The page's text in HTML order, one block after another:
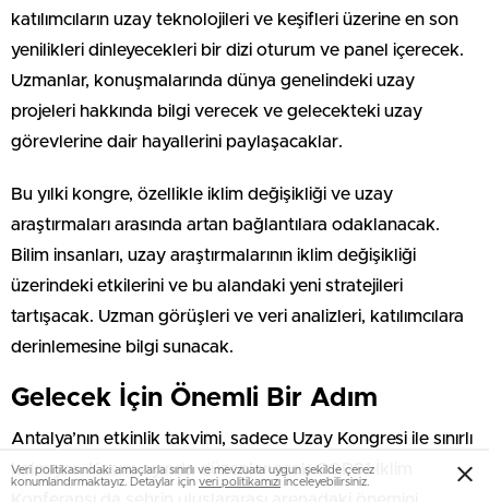
katılımcıların uzay teknolojileri ve keşifleri üzerine en son
yenilikleri dinleyecekleri bir dizi oturum ve panel içerecek.
Uzmanlar, konuşmalarında dünya genelindeki uzay
projeleri hakkında bilgi verecek ve gelecekteki uzay
görevlerine dair hayallerini paylaşacaklar.
Bu yılki kongre, özellikle iklim değişikliği ve uzay
araştırmaları arasında artan bağlantılara odaklanacak.
Bilim insanları, uzay araştırmalarının iklim değişikliği
üzerindeki etkilerini ve bu alandaki yeni stratejileri
tartışacak. Uzman görüşleri ve veri analizleri, katılımcılara
derinlemesine bilgi sunacak.
Gelecek İçin Önemli Bir Adım
Antalya’nın etkinlik takvimi, sadece Uzay Kongresi ile sınırlı
kalmıyor. Kasım ayında düzenlenecek COP31 İklim
Veri politikasındaki amaçlarla sınırlı ve mevzuata uygun şekilde çerez
konumlandırmaktayız. Detaylar için veri politikamızı inceleyebilirsiniz.